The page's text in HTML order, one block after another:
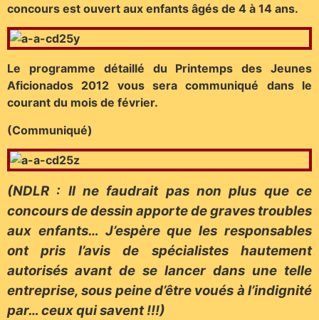
concours est ouvert aux enfants âgés de 4 à 14 ans.
Le programme détaillé du Printemps des Jeunes
Aficionados 2012 vous sera communiqué dans le
courant du mois de février.
(Communiqué)
(NDLR : Il ne faudrait pas non plus que ce
concours de dessin apporte de graves troubles
aux enfants… J’espère que les responsables
ont pris l’avis de spécialistes hautement
autorisés avant de se lancer dans une telle
entreprise, sous peine d’être voués à l’indignité
par… ceux qui savent !!!)